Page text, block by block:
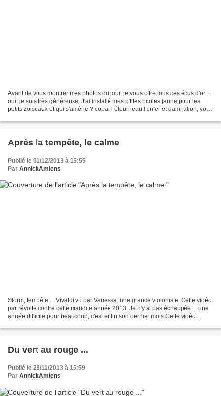
Avant de vous montrer mes photos du jour, je vous offre tous ces écus d'or ...
oui, je suis très généreuse. J'ai installé mes p'tites boules jaune pour les
petits zoiseaux et qui s'amène ? copain étourneau ! enfer et damnation, voilà
Après la tempête, le calme
Publié le 01/12/2013 à 15:55
Par AnnickAmiens
Storm, tempête ... Vivaldi vu par Vanessa, une grande violoniste. Cette vidéo
par révolte contre cette maudite année 2013. Je n'y ai pas échappée ... une
année difficile pour beaucoup, c'est enfin son dernier mois.Cette vidéo
Du vert au rouge ...
Publié le 28/11/2013 à 15:59
Par AnnickAmiens